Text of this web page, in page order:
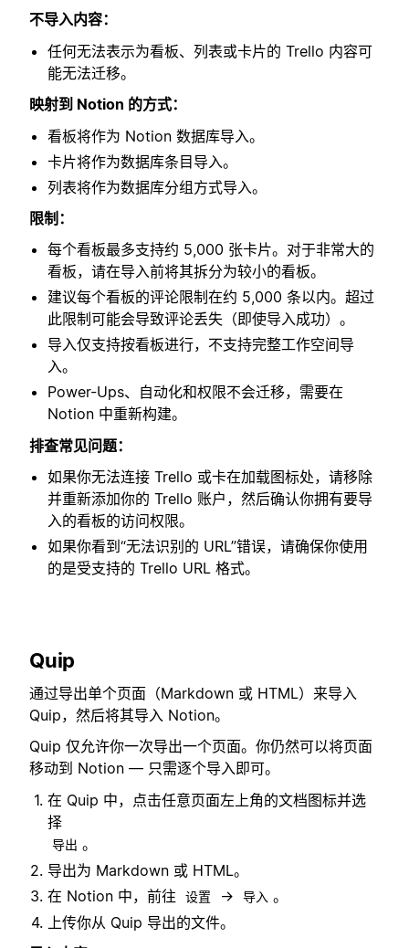
不导入内容：
任何无法表示为看板、列表或卡片的 Trello 内容可
能无法迁移。
映射到 Notion 的方式：
看板将作为 Notion 数据库导入。
卡片将作为数据库条目导入。
列表将作为数据库分组方式导入。
限制：
每个看板最多支持约 5,000 张卡片。对于非常大的
看板，请在导入前将其拆分为较小的看板。
建议每个看板的评论限制在约 5,000 条以内。超过
此限制可能会导致评论丢失（即使导入成功）。
导入仅支持按看板进行，不支持完整工作空间导
入。
Power-Ups、自动化和权限不会迁移，需要在
Notion 中重新构建。
排查常见问题：
如果你无法连接 Trello 或卡在加载图标处，请移除
并重新添加你的 Trello 账户，然后确认你拥有要导
入的看板的访问权限。
如果你看到“无法识别的 URL”错误，请确保你使用
的是受支持的 Trello URL 格式。
Quip
通过导出单个页面（Markdown 或 HTML）来导入
Quip，然后将其导入 Notion。
Quip 仅允许你一次导出一个页面。你仍然可以将页面
移动到 Notion — 只需逐个导入即可。
在 Quip 中，点击任意页面左上角的文档图标并选
择
导出 。
导出为 Markdown 或 HTML。
在 Notion 中，前往
设置 → 导入 。
上传你从 Quip 导出的文件。